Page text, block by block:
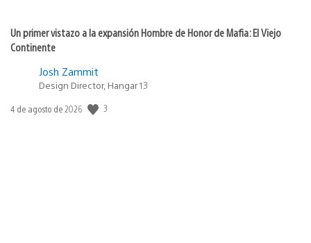
Un primer vistazo a la expansión Hombre de Honor de Mafia: El Viejo
Continente
Josh Zammit
Design Director, Hangar 13
Fecha
4 de agosto de 2026 3